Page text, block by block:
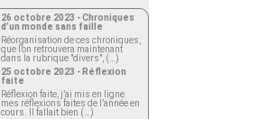
26 octobre 2023 - Chroniques
d’un monde sans faille
Réorganisation de ces chroniques,
que l’on retrouvera maintenant
dans la rubrique "divers", (…)
25 octobre 2023 - Réflexion
faite
Réflexion faite, j’ai mis en ligne
mes réflexions faites de l’année en
cours. Il fallait bien (…)